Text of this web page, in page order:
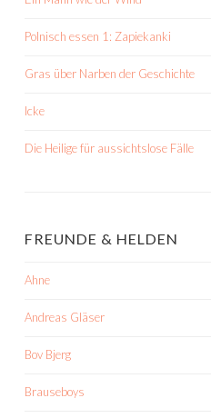
Polnisch essen 1: Zapiekanki
Gras über Narben der Geschichte
Icke
Die Heilige für aussichtslose Fälle
FREUNDE & HELDEN
Ahne
Andreas Gläser
Bov Bjerg
Brauseboys